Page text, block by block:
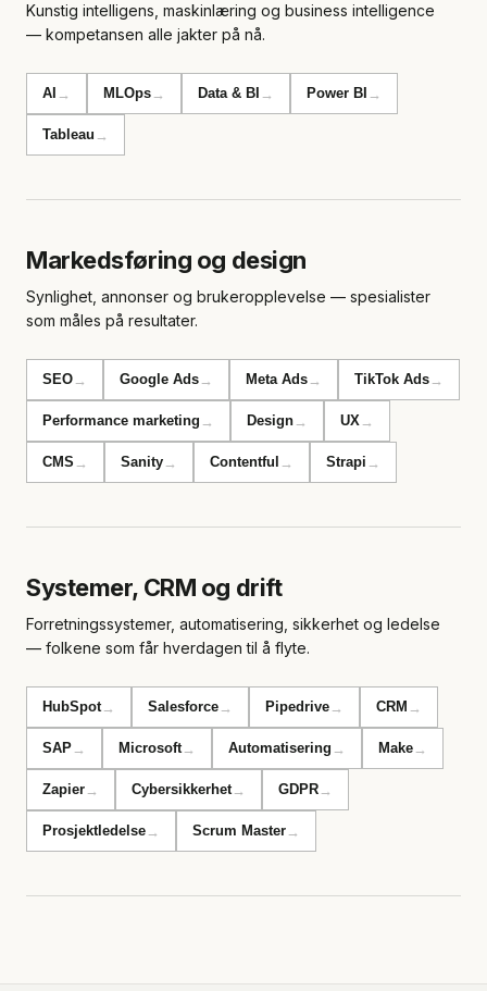
Kunstig intelligens, maskinlæring og business intelligence
— kompetansen alle jakter på nå.
AI → MLOps→ Data & BI → Power BI →
Tableau →
Markedsføring og design
Synlighet, annonser og brukeropplevelse — spesialister
som måles på resultater.
SEO→ Google Ads→ Meta Ads→ TikTok Ads→
Performance marketing → Design→ UX→
CMS → Sanity→ Contentful → Strapi →
Systemer, CRM og drift
Forretningssystemer, automatisering, sikkerhet og ledelse
— folkene som får hverdagen til å flyte.
HubSpot→ Salesforce→ Pipedrive→ CRM →
SAP→ Microsoft→ Automatisering → Make→
Zapier→ Cybersikkerhet→ GDPR→
Prosjektledelse→ Scrum Master→